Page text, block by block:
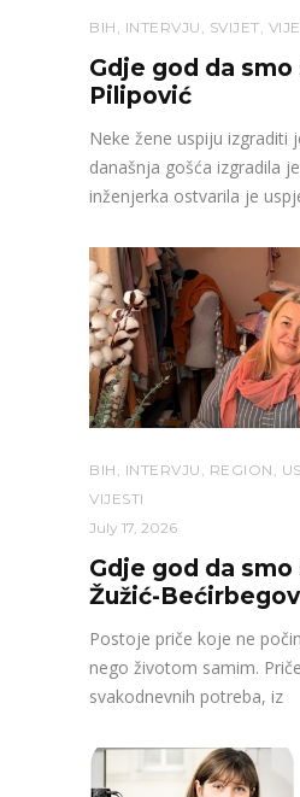
BIH , INTERVJU , SVIJET,
Gdje god da smo
Pilipović
Neke žene uspiju izgraditi
današnja gošća izgradila
inženjerka ostvarila je
BIH , INTERVJU , REGION ,
VIJESTI
July 17, 2026
Gdje god da smo
Žužić-
Postoje priče koje ne
nego životom samim.
svakodnevnih potreba, iz